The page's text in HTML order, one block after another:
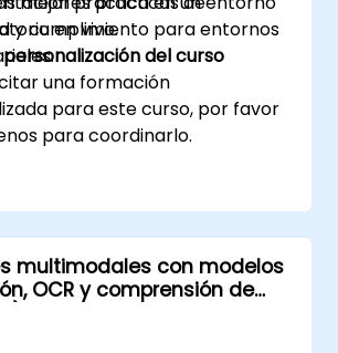
y cumplimiento para entornos
en vivo.
del curso
una formación
para este curso, por favor
para coordinarlo.
multimodales con modelos
OCR y comprensión de